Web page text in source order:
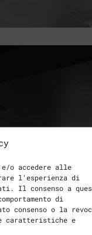
o accedere alle
l'esperienza di
Il consenso a
di
consenso o la
caratteristiche e